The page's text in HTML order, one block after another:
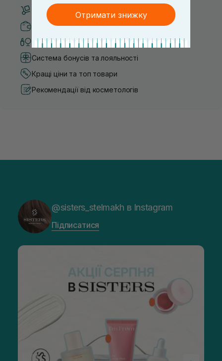
Безкоштовна доставка від 3000 UAH
Безпечні способи оплати
Тільки оригінальна косметика
Система бонусів та лояльності
Кращі ціни та топ товари
Рекомендації від косметологів
@sisters_stelmakh в Instagram
Підписатися
Отримати знижку